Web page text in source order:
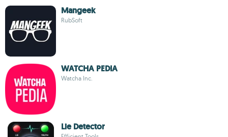
Mangeek
RubSoft
WATCHA PEDIA
Watcha Inc.
Lie Detector